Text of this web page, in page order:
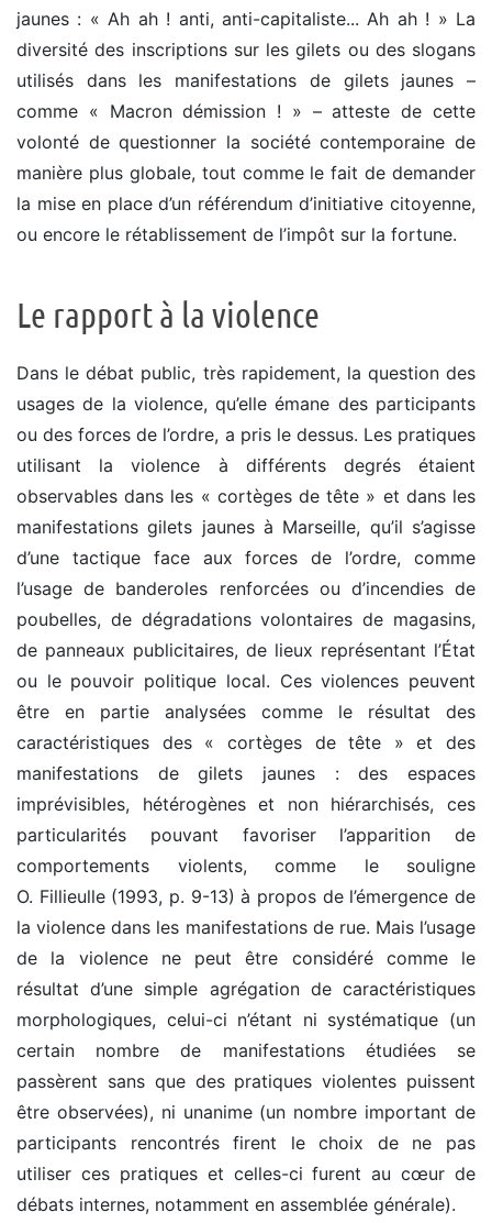
jaunes : « Ah ah ! anti, anti-capitaliste... Ah ah ! » La
diversité des inscriptions sur les gilets ou des slogans
utilisés dans les manifestations de gilets jaunes –
comme « Macron démission ! » – atteste de cette
volonté de questionner la société contemporaine de
manière plus globale, tout comme le fait de demander
la mise en place d’un référendum d’initiative citoyenne,
ou encore le rétablissement de l’impôt sur la fortune.
Le rapport à la violence
Dans le débat public, très rapidement, la question des
usages de la violence, qu’elle émane des participants
ou des forces de l’ordre, a pris le dessus. Les pratiques
utilisant la violence à différents degrés étaient
observables dans les « cortèges de tête » et dans les
manifestations gilets jaunes à Marseille, qu’il s’agisse
d’une tactique face aux forces de l’ordre, comme
l’usage de banderoles renforcées ou d’incendies de
poubelles, de dégradations volontaires de magasins,
de panneaux publicitaires, de lieux représentant l’État
ou le pouvoir politique local. Ces violences peuvent
être en partie analysées comme le résultat des
caractéristiques des « cortèges de tête » et des
manifestations de gilets jaunes : des espaces
imprévisibles, hétérogènes et non hiérarchisés, ces
particularités pouvant favoriser l’apparition de
comportements violents, comme le souligne
O. Fillieulle (1993, p. 9-13) à propos de l’émergence de
la violence dans les manifestations de rue. Mais l’usage
de la violence ne peut être considéré comme le
résultat d’une simple agrégation de caractéristiques
morphologiques, celui-ci n’étant ni systématique (un
certain nombre de manifestations étudiées se
passèrent sans que des pratiques violentes puissent
être observées), ni unanime (un nombre important de
participants rencontrés firent le choix de ne pas
utiliser ces pratiques et celles-ci furent au cœur de
débats internes, notamment en assemblée générale).